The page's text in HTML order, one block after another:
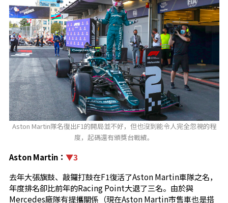
Aston Martin隊名復出F1的開局並不好，但也沒到能令人完全忽視的程
度，起碼還有頒獎台戰績。
Aston Martin： ▼3
去年大張旗鼓、敲鑼打鼓在F1復活了Aston Martin車隊之名，
年度排名卻比前年的Racing Point大退了三名。由於與
Mercedes廠隊有提攜關係（現在Aston Martin市售車也是搭